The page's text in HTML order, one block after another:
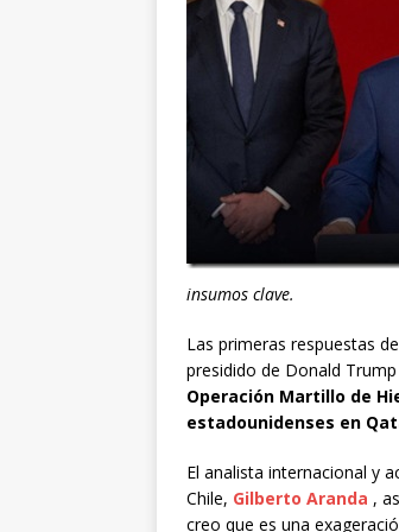
insumos clave.
Las primeras respuestas
presidido de Donald Trump
Operación Martillo de
estadounidenses en
El analista internacional y
Chile, Gilberto Aranda ,
creo que es una